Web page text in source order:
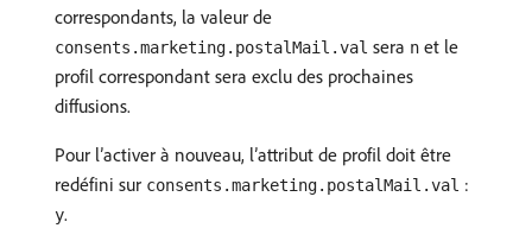
correspondants, la valeur de
consents.marketing.postalMail.val sera n et le
profil correspondant sera exclu des prochaines
diffusions.
Pour l’activer à nouveau, l’attribut de profil doit être
redéfini sur consents.marketing.postalMail.val :
y.